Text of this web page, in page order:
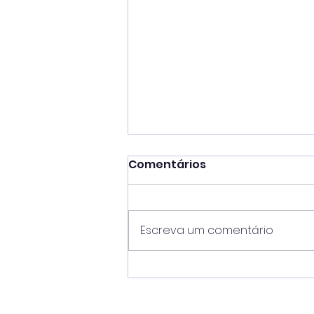
Gestão Toninho Colucci
Comentários
Escreva um comentário